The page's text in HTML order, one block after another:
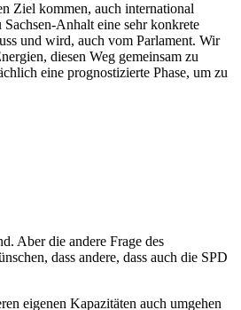
Ziel kommen, auch international
Anhalt eine sehr konkrete
und wird, auch vom Parlament. Wir
diesen Weg gemeinsam zu
eine prognostizierte Phase, um zu
Aber die andere Frage des
dass andere, dass auch die SPD
eigenen Kapazitäten auch umgehen